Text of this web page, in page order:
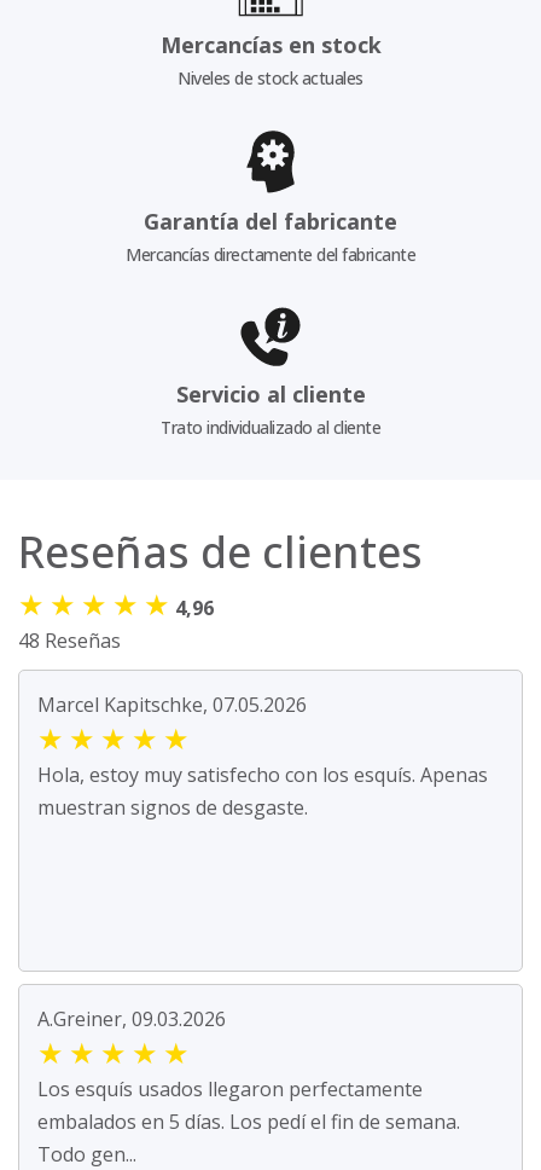
Mercancías en stock
Niveles de stock actuales
Garantía del fabricante
Mercancías directamente del fabricante
Servicio al cliente
Trato individualizado al cliente
Reseñas de clientes
★ ★ ★ ★ ★ 4,96
48 Reseñas
Marcel Kapitschke, 07.05.2026
★ ★ ★ ★ ★
Hola, estoy muy satisfecho con los esquís. Apenas
muestran signos de desgaste.
A.Greiner, 09.03.2026
★ ★ ★ ★ ★
Los esquís usados llegaron perfectamente
embalados en 5 días. Los pedí el fin de semana.
Todo gen...